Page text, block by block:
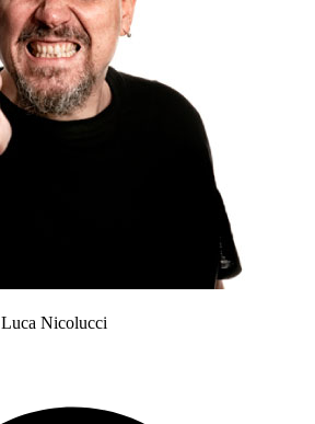
Luca Nicolucci